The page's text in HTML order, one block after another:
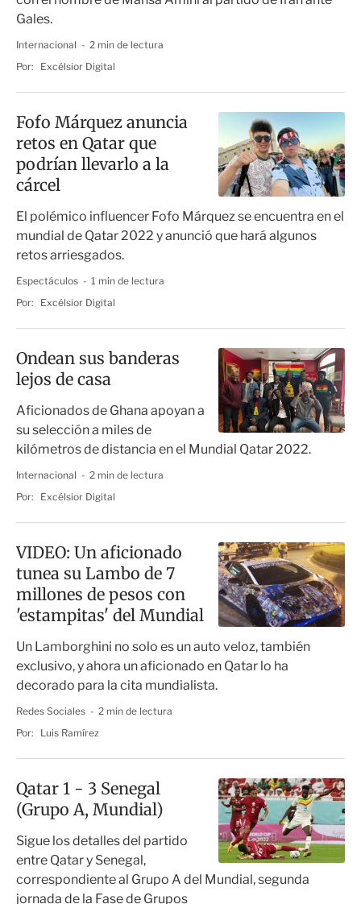
Gales.
Internacional
2 min de lectura
Por:
Excélsior Digital
Fofo Márquez anuncia
retos en Qatar que
podrían llevarlo a la
cárcel
El polémico influencer Fofo Márquez se encuentra en el
mundial de Qatar 2022 y anunció que hará algunos
retos arriesgados.
Espectáculos
1 min de lectura
Por:
Excélsior Digital
Ondean sus banderas
lejos de casa
Aficionados de Ghana apoyan a
su selección a miles de
kilómetros de distancia en el Mundial Qatar 2022.
Internacional
2 min de lectura
Por:
Excélsior Digital
VIDEO: Un aficionado
tunea su Lambo de 7
millones de pesos con
'estampitas' del Mundial
Un Lamborghini no solo es un auto veloz, también
exclusivo, y ahora un aficionado en Qatar lo ha
decorado para la cita mundialista.
Redes Sociales
2 min de lectura
Por:
Luis Ramírez
Qatar 1 - 3 Senegal
(Grupo A, Mundial)
Sigue los detalles del partido
entre Qatar y Senegal,
correspondiente al Grupo A del Mundial, segunda
jornada de la Fase de Grupos